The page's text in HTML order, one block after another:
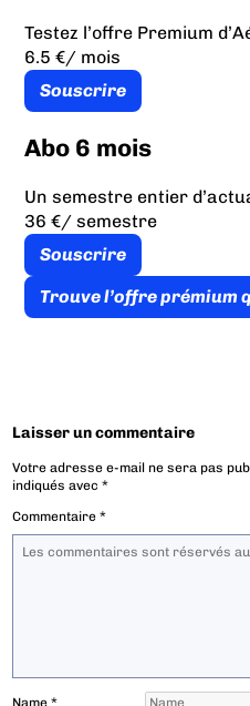
Testez l’offre Premium
6.5 €/ mois
Souscrire
Abo 6 mois
Un semestre entier
36 €/ semestre
Souscrire
Trouve l’offre prémium
Laisser un commentaire
Votre adresse e-mail ne sera pas
indiqués avec*
Commentaire*